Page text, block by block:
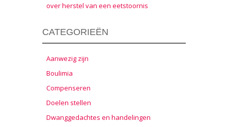
over herstel van een eetstoornis
CATEGORIEËN
Aanwezig zijn
Boulimia
Compenseren
Doelen stellen
Dwanggedachtes en handelingen